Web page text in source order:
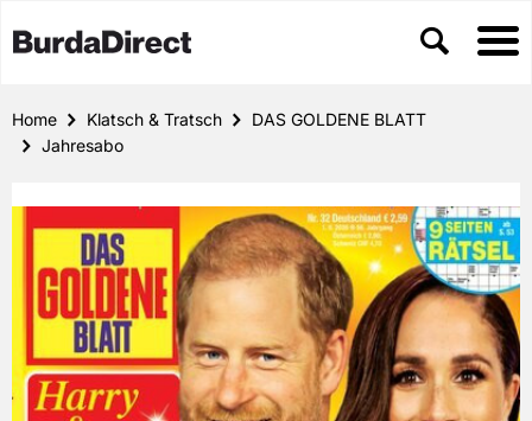
Home Klatsch & Tratsch
DAS GOLDENE BLATT
Jahresabo